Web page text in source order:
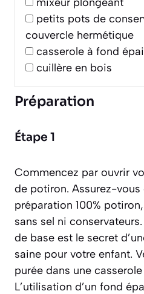
petits pots de
couvercle hermétique
casserole à fond
cuillère en bois
Préparation
Étape 1
Commencez par ouvrir
de potiron. Assurez-vous
préparation 100%
sans sel ni
de base est le secret
saine pour votre enfant.
purée dans une
L’utilisation d’un fond